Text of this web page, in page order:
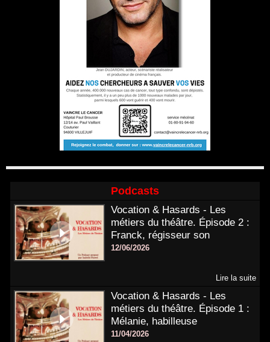
Podcasts
Vocation & Hasards - Les
métiers du théâtre. Épisode 2 :
Franck, régisseur son
12/06/2026
Lire la suite
Vocation & Hasards - Les
métiers du théâtre. Épisode 1 :
Mélanie, habilleuse
11/04/2026